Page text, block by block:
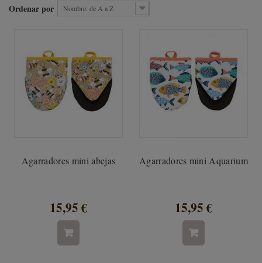
Ordenar por Nombre: de A a Z
Agarradores mini abejas
15,95 €
Agarradores mini Aquarium
15,95 €